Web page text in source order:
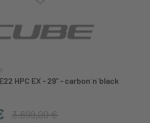
HPC EX - 29" - carbon´n´black
3.699,00 €